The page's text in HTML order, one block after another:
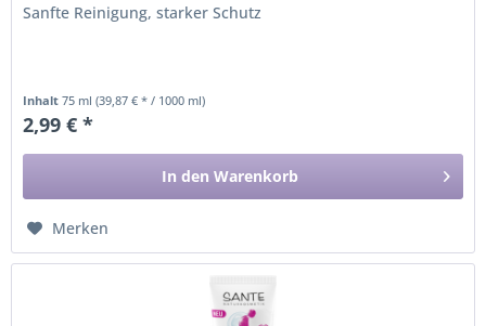
Sanfte Reinigung, starker Schutz
Inhalt75 ml(39,87 € * / 1000 ml)
2,99 € *
In den Warenkorb
Merken